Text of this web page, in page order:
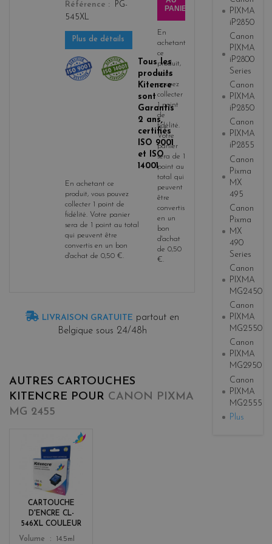
Référence
PG-
545XL
Plus de détails
Tous les
produits
Kitencre
sont
Garantis
2 ans,
certifiés
ISO 9001
et ISO
14001
En achetant ce
produit, vous pouvez
collecter 1 point de
fidélité. Votre panier
sera de 1 point au total
qui peuvent être
convertis en un bon
d'achat de 0,50 €.
PANIER
En
achetant
ce
produit,
vous
pouvez
collecter
1point
de
fidélité.
Votre
panier
sera de 1
point au
total qui
peuvent
être
convertis
en un
bon
d'achat
de 0,50
€.
LIVRAISON GRATUITE partout en
Belgique sous 24/48h
AUTRES CARTOUCHES
KITENCRE POUR CANON PIXMA
MG 2455
CARTOUCHE
D'ENCRE CL-
546XL COULEUR
Color
r
Volume
14.5ml
PIXMA
iP2850
Canon
PIXMA
iP2800
Series
Canon
PIXMA
iP2850
Canon
PIXMA
iP2855
Canon
Pixma
MX
495
Canon
Pixma
MX
490
Series
Canon
PIXMA
MG2450
Canon
PIXMA
MG2550
Canon
PIXMA
MG2950
Canon
PIXMA
MG2555
Plus